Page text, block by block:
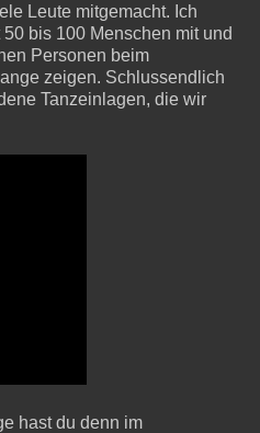
Leute mitgemacht. Ich
bis 100 Menschen mit und
Personen beim
zeigen. Schlussendlich
Tanzeinlagen, die wir
hast du denn im